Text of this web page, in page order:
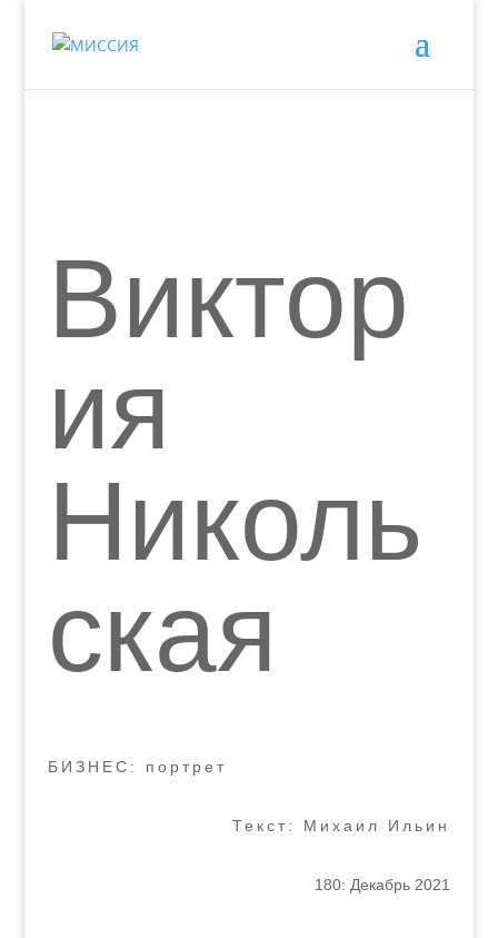
Виктор
ия
Николь
ская
БИЗНЕС: портрет
Текст: Михаил Ильин
180: Декабрь 2021